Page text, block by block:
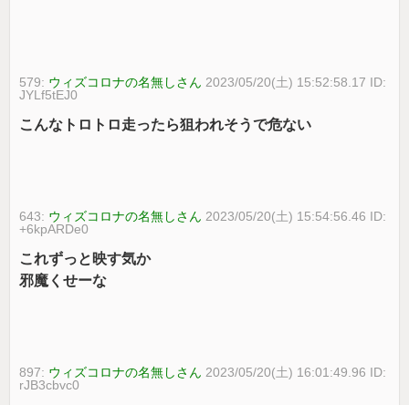
579: ウィズコロナの名無しさん 2023/05/20(土) 15:52:58.17 ID:
JYLf5tEJ0
こんなトロトロ走ったら狙われそうで危ない
643: ウィズコロナの名無しさん 2023/05/20(土) 15:54:56.46 ID:
+6kpARDe0
これずっと映す気か
邪魔くせーな
897: ウィズコロナの名無しさん 2023/05/20(土) 16:01:49.96 ID:
rJB3cbvc0